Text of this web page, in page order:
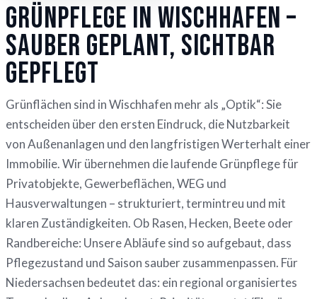
Grünpflege in Wischhafen –
sauber geplant, sichtbar
gepflegt
Grünflächen sind in Wischhafen mehr als „Optik“: Sie
entscheiden über den ersten Eindruck, die Nutzbarkeit
von Außenanlagen und den langfristigen Werterhalt einer
Immobilie. Wir übernehmen die laufende Grünpflege für
Privatobjekte, Gewerbeflächen, WEG und
Hausverwaltungen – strukturiert, termintreu und mit
klaren Zuständigkeiten. Ob Rasen, Hecken, Beete oder
Randbereiche: Unsere Abläufe sind so aufgebaut, dass
Pflegezustand und Saison sauber zusammenpassen. Für
Niedersachsen bedeutet das: ein regional organisiertes